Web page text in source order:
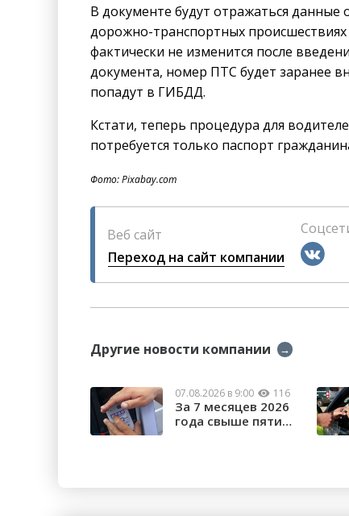
В документе будут отражаться
дорожно-транспортных происшествиях
фактически не изменится после
документа, номер ПТС будет заранее
попадут в ГИБДД.
Кстати, теперь процедура для
потребуется только паспорт
Фото: Pixabay.com
Веб сайт
Переход на сайт компании
Другие новости компании →
07.08.2026 в 9:00 116
За 7 месяцев 2026
года свыше пяти